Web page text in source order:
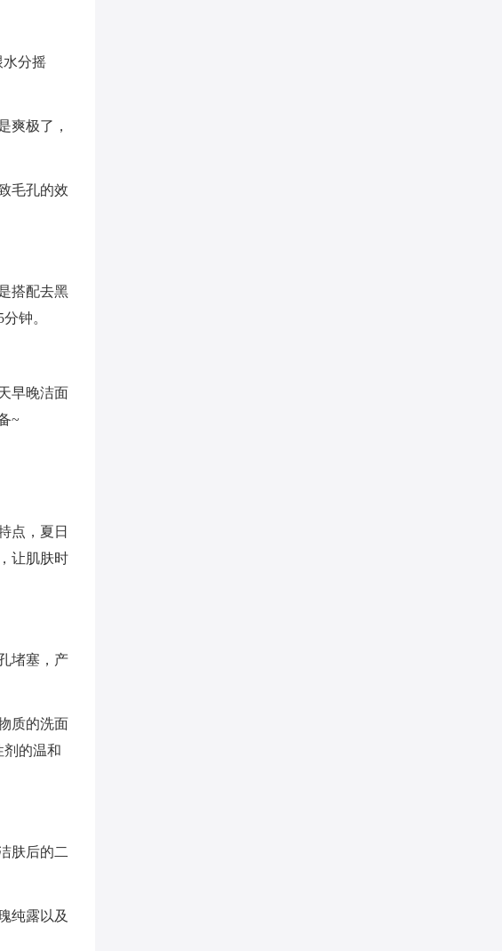
水分摇
爽极了，
毛孔的效
搭配去黑
钟。
早晚洁面
~
点，夏日
让肌肤时
堵塞，产
质的洗面
剂的温和
肤后的二
纯露以及